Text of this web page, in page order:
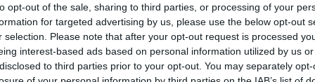
opt-out of the sale, sharing to third parties, or processing of your
for targeted advertising by us, please use the below opt-out
selection. Please note that after your opt-out request is processed
interest-based ads based on personal information utilized by us
to third parties prior to your opt-out. You may separately
στη μισή δόση», είπε και επεσήμανε
της τρίτης δόσης.«Είναι σημαντικό να
ότι οι εμβολιασμένοι που χρειάζονται
αυτοί που έχουν κάνει το εμβόλιο 8-9 μήνες